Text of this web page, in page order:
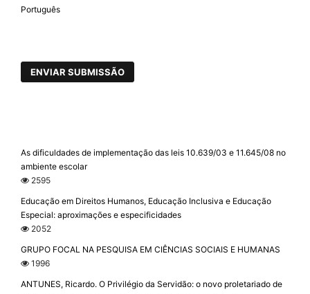
Português
ENVIAR SUBMISSÃO
As dificuldades de implementação das leis 10.639/03 e 11.645/08 no
ambiente escolar
2595
Educação em Direitos Humanos, Educação Inclusiva e Educação
Especial: aproximações e especificidades
2052
GRUPO FOCAL NA PESQUISA EM CIÊNCIAS SOCIAIS E HUMANAS
1996
ANTUNES, Ricardo. O Privilégio da Servidão: o novo proletariado de